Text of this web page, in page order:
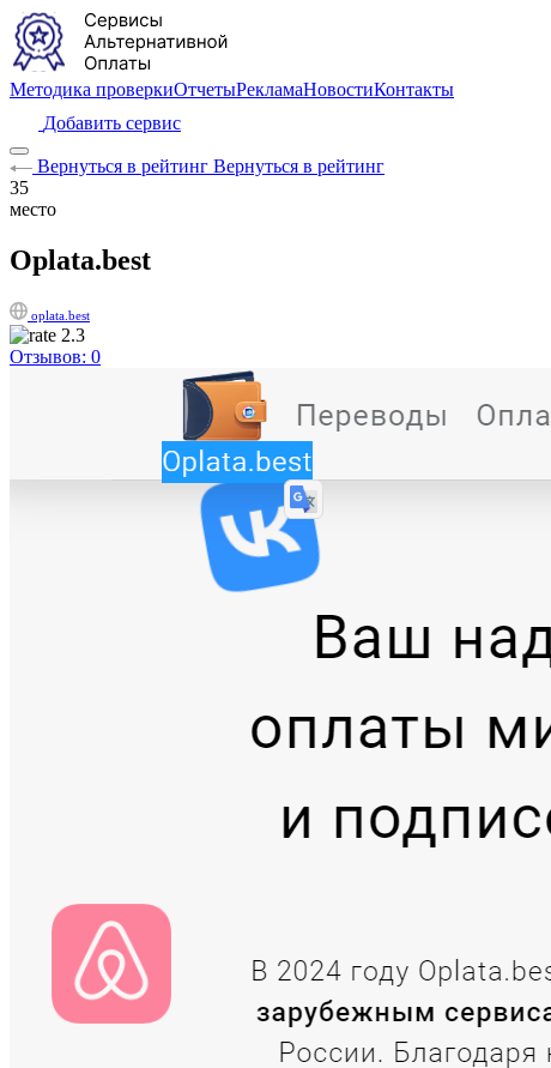
Методика проверкиОтчетыРекламаНовостиКонтакты
Добавить сервис
Вернуться в рейтинг Вернуться в рейтинг
35
место
Oplata.best
oplata.best
2.3
Отзывов: 0